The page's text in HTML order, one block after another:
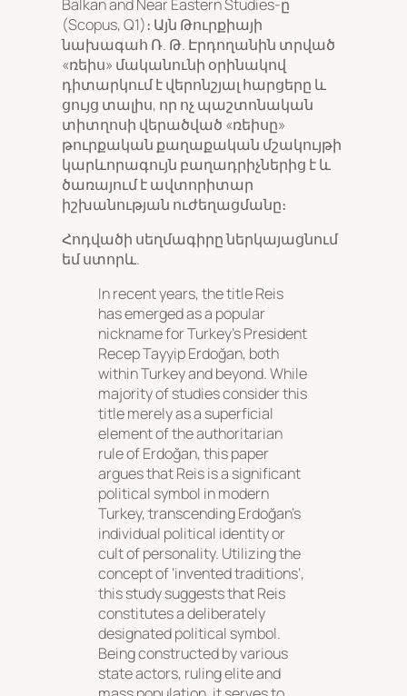
Balkan and Near Eastern Studies-ը
(Scopus, Q1)։ Այն Թուրքիայի
նախագահ Ռ. Թ. Էրդողանին տրված
«ռեիս» մականունի օրինակով
դիտարկում է վերոնշյալ հարցերը և
ցույց տալիս, որ ոչ պաշտոնական
տիտղոսի վերածված «ռեիսը»
թուրքական քաղաքական մշակույթի
կարևորագույն բաղադրիչներից է և
ծառայում է ավտորիտար
իշխանության ուժեղացմանը։
Հոդվածի սեղմագիրը ներկայացնում
եմ ստորև.
In recent years, the title Reis
has emerged as a popular
nickname for Turkey’s President
Recep Tayyip Erdoğan, both
within Turkey and beyond. While
majority of studies consider this
title merely as a superficial
element of the authoritarian
rule of Erdoğan, this paper
argues that Reis is a significant
political symbol in modern
Turkey, transcending Erdoğan’s
individual political identity or
cult of personality. Utilizing the
concept of ‘invented traditions’,
this study suggests that Reis
constitutes a deliberately
designated political symbol.
Being constructed by various
state actors, ruling elite and